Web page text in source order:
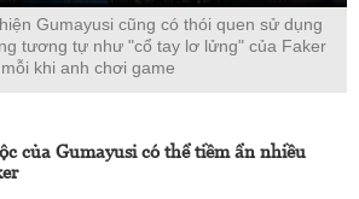
Gumayusi cũng có thói quen sử dụng
tương tự như "cổ tay lơ lửng" của Faker
mỗi khi anh chơi game
của Gumayusi có thể tiềm ẩn nhiều